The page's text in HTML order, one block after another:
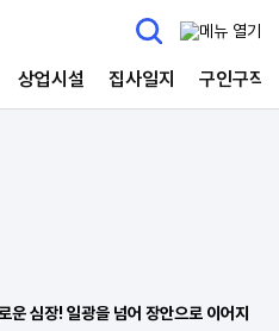
상업시설 집사일지 구인구직
심장! 일광을 넘어 장안으로 이어지